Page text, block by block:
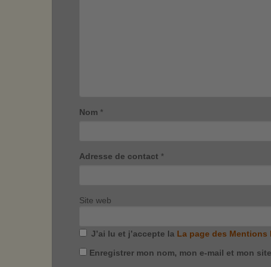
Nom *
Adresse de contact *
Site web
J’ai lu et j’accepte la La page des Mentions
Enregistrer mon nom, mon e-mail et mon